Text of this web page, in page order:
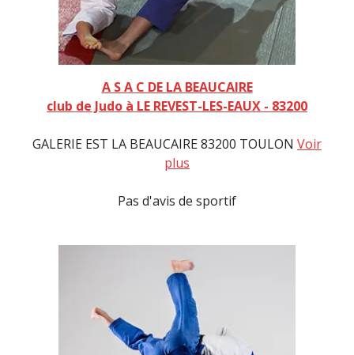
A S A C DE LA BEAUCAIRE
club de Judo à LE REVEST-LES-EAUX - 83200
GALERIE EST LA BEAUCAIRE 83200 TOULON Voir
plus
Pas d'avis de sportif